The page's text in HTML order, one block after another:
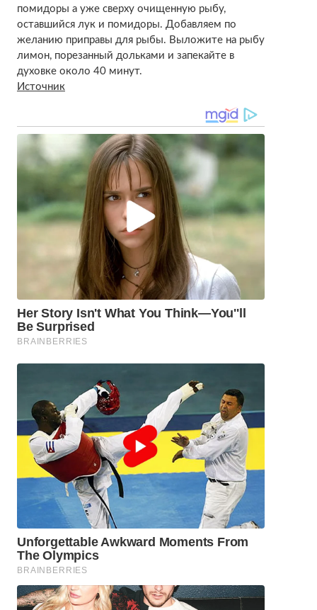
помидоры а уже сверху очищенную рыбу,
оставшийся лук и помидоры. Добавляем по
желанию приправы для рыбы. Выложите на рыбу
лимон, порезанный дольками и запекайте в
духовке около 40 минут.
Источник